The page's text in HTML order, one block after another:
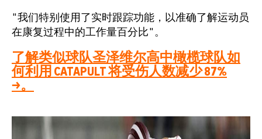
"我们特别使用了实时跟踪功能，以准确了解运动员
在康复过程中的工作量百分比"。
了解类似球队圣泽维尔高中橄榄球队如
何利用 CATAPULT 将受伤人数减少 87%
→。